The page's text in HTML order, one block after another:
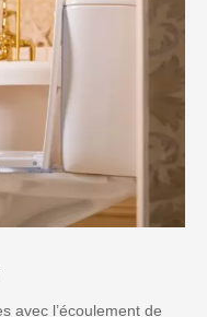
avec l’écoulement de